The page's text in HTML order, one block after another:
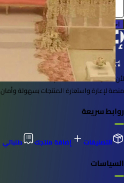
احجز الآن
لأن الأشياء خُلقت لتُستخدم
منصة لإعارة واستعارة المنتجات بسهولة وأمان
روابط سريعة
التصنيفات إضافة منتجك طلباتي
السياسات